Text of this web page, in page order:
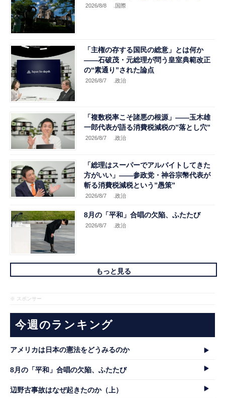
2026/8/8 .国際
「主権の存する国民の総意」とは何か
――石破茂・元総理が問う皇室典範改正
の“素通り”された論点
2026/8/7 .政治
「複数税率こそ諸悪の根源」――玉木雄
一郎代表が語る消費税減税の”落とし穴”
2026/8/7 .政治
「総理はスーパーでアルバイトしてきた
方がいい」――参政党・神谷宗幣代表が
斬る消費税減税という”愚策”
2026/8/7 .政治
8月の「平和」合唱の欠陥、ふたたび
2026/8/7 .政治
もっと見る
※ スポンサー
今週のランキング
アメリカは日本の憲法をどうみるのか
8月の「平和」合唱の欠陥、ふたたび
辺野古事故はなぜ起きたのか（上）